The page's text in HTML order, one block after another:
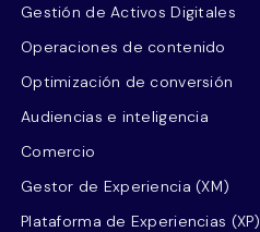
Gestión de Activos Digitales
Operaciones de contenido
Optimización de conversión
Audiencias e inteligencia
Comercio
Gestor de Experiencia (XM)
Plataforma de Experiencias (XP)